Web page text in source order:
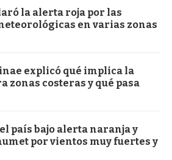
la alerta roja por las
en varias zonas
explicó qué implica la
zonas costeras y qué pasa
país bajo alerta naranja y
por vientos muy fuertes y